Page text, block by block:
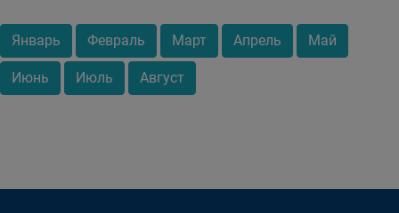
Январь Февраль Март Апрель Май
Июнь Июль Август